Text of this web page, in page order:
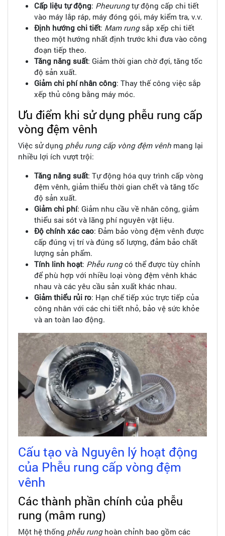
Cấp liệu tự động: Pheurungtự động cấp chi tiết
vào máy lắp ráp, máy đóng gói, máy kiểm tra, v.v.
Định hướng chi tiết: Mam rungsắp xếp chi tiết
theo một hướng nhất định trước khi đưa vào công
đoạn tiếp theo.
Tăng năng suất: Giảm thời gian chờ đợi, tăng tốc
độ sản xuất.
Giảm chi phí nhân công: Thay thế công việc sắp
xếp thủ công bằng máy móc.
Ưu điểm khi sử dụng phễu rung cấp
vòng đệm vênh
Việc sử dụng phễu rung cấp vòng đệm vênh mang lại
nhiều lợi ích vượt trội:
Tăng năng suất: Tự động hóa quy trình cấp vòng
đệm vênh, giảm thiểu thời gian chết và tăng tốc
độ sản xuất.
Giảm chi phí: Giảm nhu cầu về nhân công, giảm
thiểu sai sót và lãng phí nguyên vật liệu.
Độ chính xác cao: Đảm bảo vòng đệm vênh được
cấp đúng vị trí và đúng số lượng, đảm bảo chất
lượng sản phẩm.
Tính linh hoạt: Phễu rungcó thể được tùy chỉnh
để phù hợp với nhiều loại vòng đệm vênh khác
nhau và các yêu cầu sản xuất khác nhau.
Giảm thiểu rủi ro: Hạn chế tiếp xúc trực tiếp của
công nhân với các chi tiết nhỏ, bảo vệ sức khỏe
và an toàn lao động.
Cấu tạo và Nguyên lý hoạt động
của Phễu rung cấp vòng đệm
vênh
Các thành phần chính của phễu
rung (mâm rung)
Một hệ thống phễu runghoàn chỉnh bao gồm các